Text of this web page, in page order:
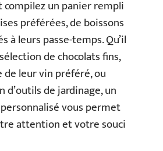
un panier rempli
préférées, de boissons
à leurs passe-temps. Qu’il
de chocolats fins,
de leur vin préféré, ou
d’outils de jardinage, un
vous permet
attention et votre souci